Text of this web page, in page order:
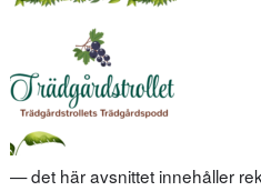
— det här avsnittet innehåller